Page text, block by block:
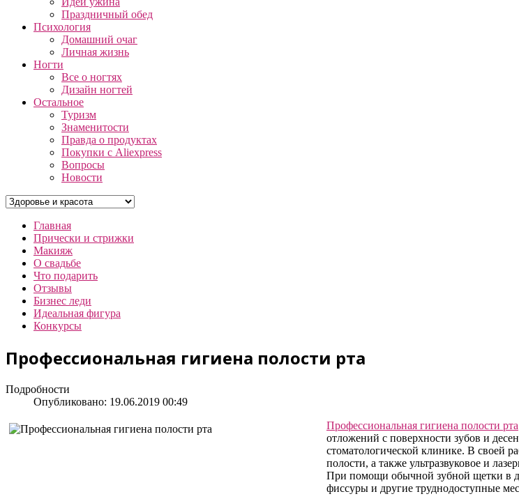
Праздничный обед
Психология
Домашний очаг
Личная жизнь
Ногти
Все о ногтях
Дизайн ногтей
Остальное
Туризм
Знаменитости
Правда о продуктах
Покупки с Aliexpress
Вопросы
Новости
Главная
Прически и стрижки
Макияж
О свадьбе
Что подарить
Отзывы
Бизнес леди
Идеальная фигура
Конкурсы
Профессиональная гигиена полости рта
Подробности
Опубликовано: 19.06.2019 00:49
Профессиональная гигиена полости рта
отложений с поверхности зубов и
стоматологической клинике. В своей
полости, а также ультразвуковое и
При помощи обычной зубной щетки в
фиссуры и другие труднодоступные